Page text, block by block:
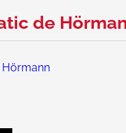
de
Hörmann